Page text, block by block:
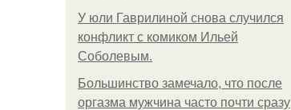
У юли Гаврилиной снова случился
конфликт с комиком Ильей
Соболевым.
Большинство замечало, что после
оргазма мужчина часто почти сразу